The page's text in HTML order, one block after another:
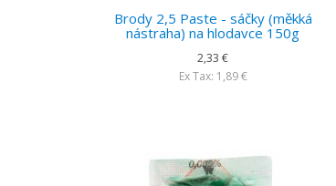
Brody 2,5 Paste - sáčky (měkká
nástraha) na hlodavce 150g
2,33 €
Ex Tax: 1,89 €